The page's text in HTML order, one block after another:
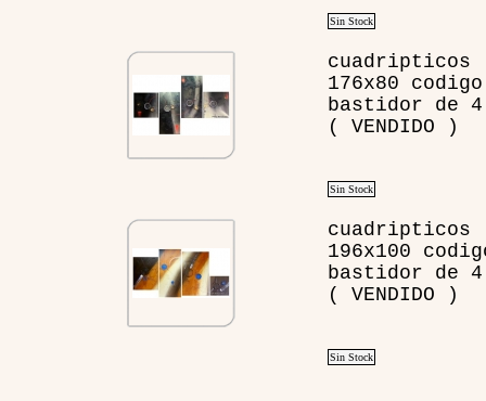
Sin Stock
cuadripticos
176x80
bastidor de 4
( VENDIDO )
Sin Stock
cuadripticos
196x100
bastidor de 4
( VENDIDO )
Sin Stock